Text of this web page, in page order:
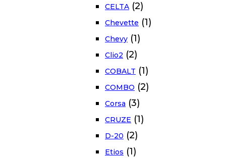
CELTA (2)
Chevette (1)
Chevy (1)
Clio2 (2)
COBALT (1)
COMBO (2)
Corsa (3)
CRUZE (1)
D-20 (2)
Etios (1)